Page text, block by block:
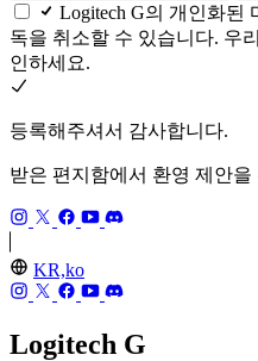
Logitech G의 개인화된
독을 취소할 수 있습니다. 우
인하세요.
등록해주셔서 감사합니다.
받은 편지함에서 환영 제안을
KR,ko
Logitech G